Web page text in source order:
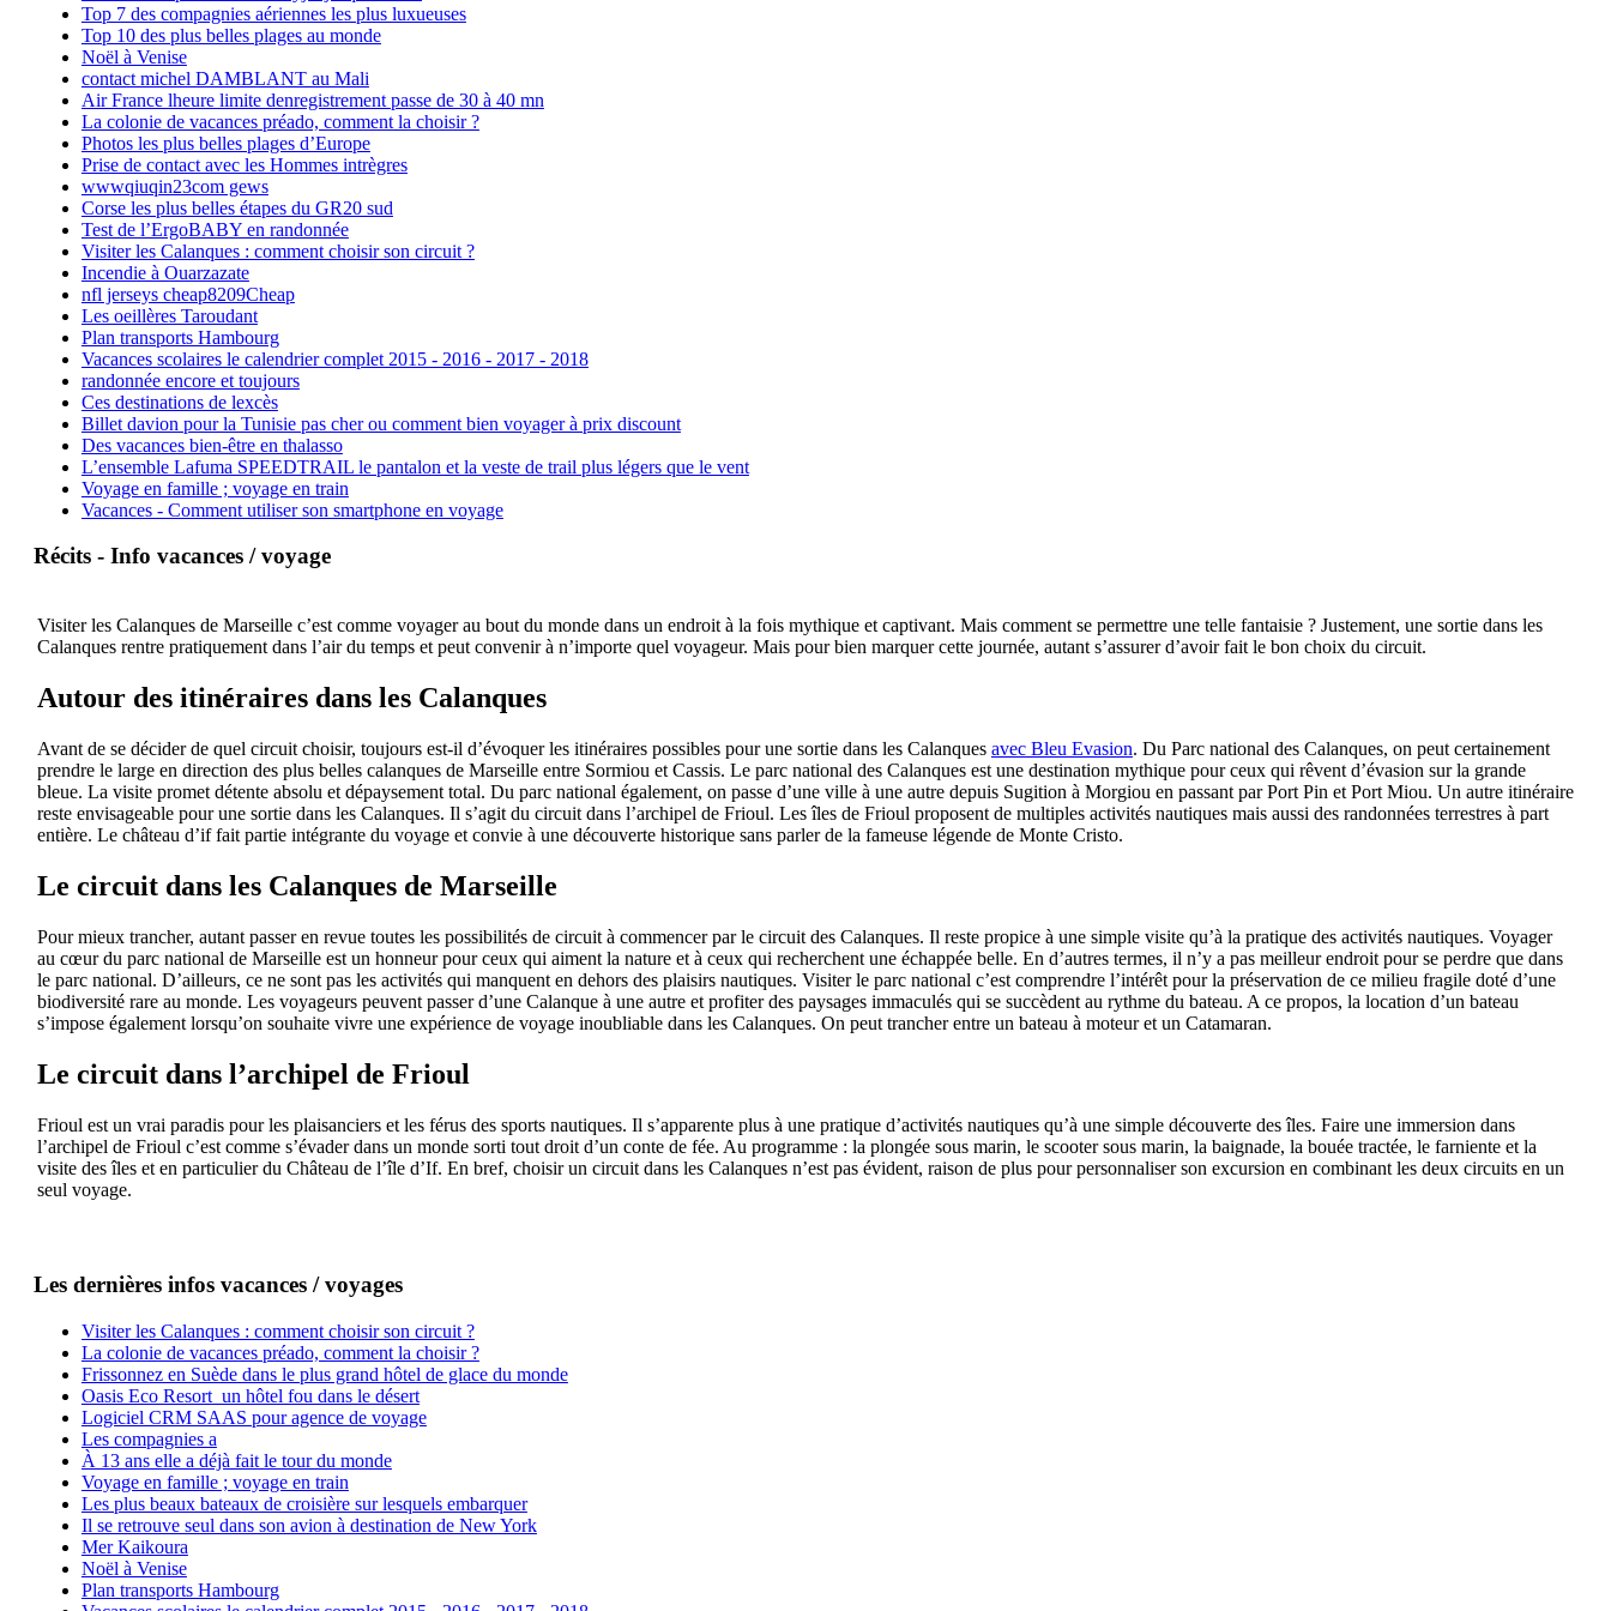
Top 7 des compagnies aériennes les plus luxueuses
Top 10 des plus belles plages au monde
Noël à Venise
contact michel DAMBLANT au Mali
Air France lheure limite denregistrement passe de 30 à 40 mn
La colonie de vacances préado, comment la choisir ?
Photos les plus belles plages d’Europe
Prise de contact avec les Hommes intrègres
wwwqiuqin23com gews
Corse les plus belles étapes du GR20 sud
Test de l’ErgoBABY en randonnée
Visiter les Calanques : comment choisir son circuit ?
Incendie à Ouarzazate
nfl jerseys cheap8209Cheap
Les oeillères Taroudant
Plan transports Hambourg
Vacances scolaires le calendrier complet 2015 - 2016 - 2017 - 2018
randonnée encore et toujours
Ces destinations de lexcès
Billet davion pour la Tunisie pas cher ou comment bien voyager à prix discount
Des vacances bien-être en thalasso
L’ensemble Lafuma SPEEDTRAIL le pantalon et la veste de trail plus légers que le vent
Voyage en famille ; voyage en train
Vacances - Comment utiliser son smartphone en voyage
Récits - Info vacances / voyage
Visiter les Calanques de Marseille c’est comme voyager au bout du monde dans un endroit à la fois mythique et captivant. Mais comment se permettre une telle fantaisie ? Justement, une sortie dans les
Calanques rentre pratiquement dans l’air du temps et peut convenir à n’importe quel voyageur. Mais pour bien marquer cette journée, autant s’assurer d’avoir fait le bon choix du circuit.
Autour des itinéraires dans les Calanques
Avant de se décider de quel circuit choisir, toujours est-il d’évoquer les itinéraires possibles pour une sortie dans les Calanques avec Bleu Evasion. Du Parc national des Calanques, on peut certainement
prendre le large en direction des plus belles calanques de Marseille entre Sormiou et Cassis. Le parc national des Calanques est une destination mythique pour ceux qui rêvent d’évasion sur la grande
bleue. La visite promet détente absolu et dépaysement total. Du parc national également, on passe d’une ville à une autre depuis Sugition à Morgiou en passant par Port Pin et Port Miou. Un autre itinéraire
reste envisageable pour une sortie dans les Calanques. Il s’agit du circuit dans l’archipel de Frioul. Les îles de Frioul proposent de multiples activités nautiques mais aussi des randonnées terrestres à part
entière. Le château d’if fait partie intégrante du voyage et convie à une découverte historique sans parler de la fameuse légende de Monte Cristo.
Le circuit dans les Calanques de Marseille
Pour mieux trancher, autant passer en revue toutes les possibilités de circuit à commencer par le circuit des Calanques. Il reste propice à une simple visite qu’à la pratique des activités nautiques. Voyager
au cœur du parc national de Marseille est un honneur pour ceux qui aiment la nature et à ceux qui recherchent une échappée belle. En d’autres termes, il n’y a pas meilleur endroit pour se perdre que dans
le parc national. D’ailleurs, ce ne sont pas les activités qui manquent en dehors des plaisirs nautiques. Visiter le parc national c’est comprendre l’intérêt pour la préservation de ce milieu fragile doté d’une
biodiversité rare au monde. Les voyageurs peuvent passer d’une Calanque à une autre et profiter des paysages immaculés qui se succèdent au rythme du bateau. A ce propos, la location d’un bateau
s’impose également lorsqu’on souhaite vivre une expérience de voyage inoubliable dans les Calanques. On peut trancher entre un bateau à moteur et un Catamaran.
Le circuit dans l’archipel de Frioul
Frioul est un vrai paradis pour les plaisanciers et les férus des sports nautiques. Il s’apparente plus à une pratique d’activités nautiques qu’à une simple découverte des îles. Faire une immersion dans
l’archipel de Frioul c’est comme s’évader dans un monde sorti tout droit d’un conte de fée. Au programme : la plongée sous marin, le scooter sous marin, la baignade, la bouée tractée, le farniente et la
visite des îles et en particulier du Château de l’île d’If. En bref, choisir un circuit dans les Calanques n’est pas évident, raison de plus pour personnaliser son excursion en combinant les deux circuits en un
seul voyage.
Les dernières infos vacances / voyages
Visiter les Calanques : comment choisir son circuit ?
La colonie de vacances préado, comment la choisir ?
Frissonnez en Suède dans le plus grand hôtel de glace du monde
Oasis Eco Resort un hôtel fou dans le désert
Logiciel CRM SAAS pour agence de voyage
Les compagnies a
À 13 ans elle a déjà fait le tour du monde
Voyage en famille ; voyage en train
Les plus beaux bateaux de croisière sur lesquels embarquer
Il se retrouve seul dans son avion à destination de New York
Mer Kaikoura
Noël à Venise
Plan transports Hambourg